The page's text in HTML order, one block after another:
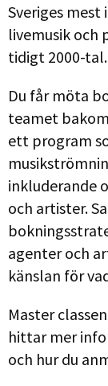
Sveriges
livemusik och
tidigt 2000-tal.
Du får möta
teamet
ett program
inkluderande
och artister.
agenter och
känslan för
Master
hittar mer
och hur du